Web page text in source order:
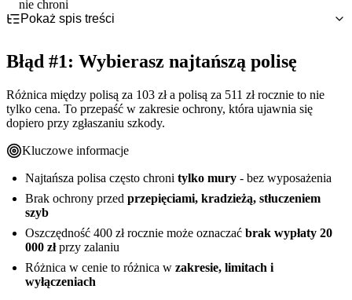
nie chroni
Pokaż spis treści
Ile naprawdę warto zapłacić
Jak działa „zasada proporcji”
Inflacja - ukryty wróg Twojej polisy
Błąd #3: Nie masz OC w życiu prywatnym
Ile kosztuje brak OC
pokrywa)
Najczęstsze wyłączenia w polisach
Jak czytać OWU - szybki przewodnik
Błąd #5: Nie spełniasz wymogów zabezpieczeń
Wymagane zabezpieczenia fizyczne
Błąd #6: Jako najemca polegasz na ubezpieczeniu właściciela
Jak tanio ubezpieczyć się jako najemca
Kiedy musisz zaktualizować polisę
Automatyczna indeksacja - warto?
Jak uniknąć tych błędów - checklist przed zakupem polisy
Checklist: 10 punktów przed zakupem
5 pytań do ubezpieczyciela
Podsumowanie - 7 błędów i jak ich uniknąć
Błąd #1: Wybierasz najtańszą polisę
Różnica między polisą za 103 zł a polisą za 511 zł rocznie to nie
tylko cena. To przepaść w zakresie ochrony, która ujawnia się
dopiero przy zgłaszaniu szkody.
Kluczowe informacje
Najtańsza polisa często chroni tylko mury - bez wyposażenia
Brak ochrony przed przepięciami, kradzieżą, stłuczeniem
szyb
Oszczędność 400 zł rocznie może oznaczać brak wypłaty 20
000 złprzy zalaniu
Różnica w cenie to różnica w zakresie, limitach i
wyłączeniach